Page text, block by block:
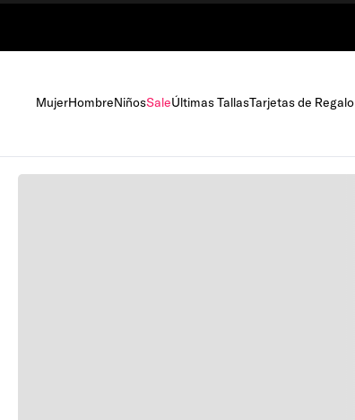
MujerHombreNiñosSaleÚltimas TallasTarjetas de Regalo